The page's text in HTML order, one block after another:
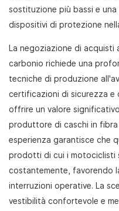
sostituzione più bassi e
dispositivi di protezione
La negoziazione di acquisti
carbonio richiede una
tecniche di produzione
certificazioni di sicurezza e
offrire un valore
produttore di caschi in
esperienza garantisce che
prodotti di cui i motociclisti
costantemente, favorendo
interruzioni operative. La
vestibilità confortevole e